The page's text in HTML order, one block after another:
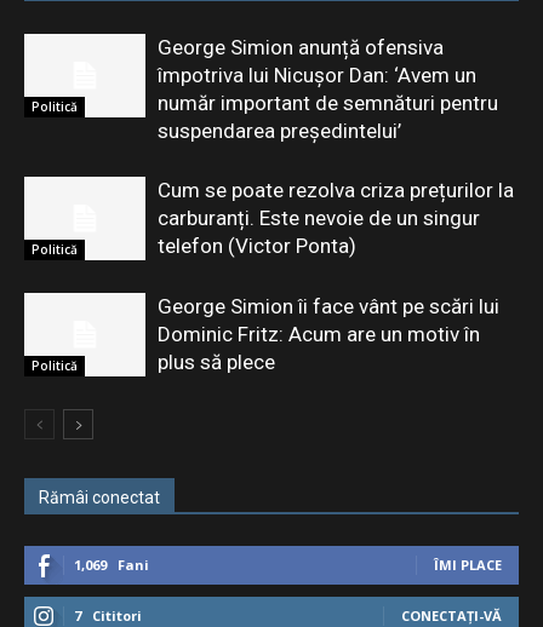
Politică
George Simion anunță ofensiva
împotriva lui Nicușor Dan: ‘Avem un
număr important de semnături pentru
suspendarea președintelui’
Politică
Cum se poate rezolva criza prețurilor la
carburanți. Este nevoie de un singur
telefon (Victor Ponta)
Politică
George Simion îi face vânt pe scări lui
Dominic Fritz: Acum are un motiv în
plus să plece
Rămâi conectat
1,069 Fani ÎMI PLACE
7 Cititori CONECTAȚI-VĂ